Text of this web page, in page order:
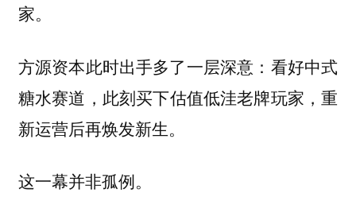
家。
方源资本此时出手多了一层深意：看好中式
糖水赛道， 此刻买下估值低洼老牌玩家，重
新运营后再焕发新生。
这一幕并非孤例。